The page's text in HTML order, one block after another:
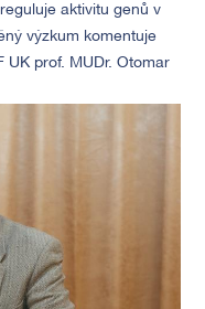
aktivitu genů v
výzkum komentuje
UK prof. MUDr. Otomar